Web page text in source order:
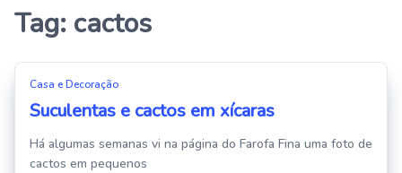
Tag: cactos
Casa e Decoração
Suculentas e cactos em xícaras
Há algumas semanas vi na página do Farofa Fina uma foto de
cactos em pequenos